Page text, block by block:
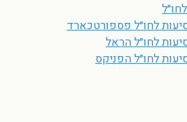
לחו״ל פספורטכארד
לחו״ל הראל
לחו״ל הפניקס